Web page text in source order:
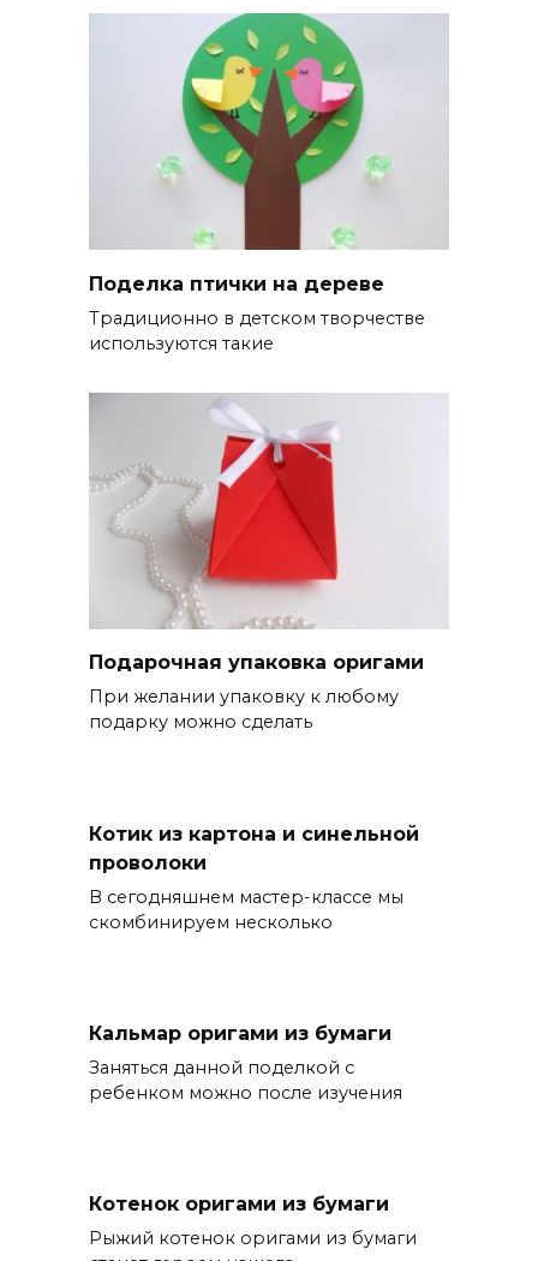
Поделка птички на дереве
Традиционно в детском творчестве
используются такие
Подарочная упаковка оригами
При желании упаковку к любому
подарку можно сделать
Котик из картона и синельной
проволоки
В сегодняшнем мастер-классе мы
скомбинируем несколько
Кальмар оригами из бумаги
Заняться данной поделкой с
ребенком можно после изучения
Котенок оригами из бумаги
Рыжий котенок оригами из бумаги